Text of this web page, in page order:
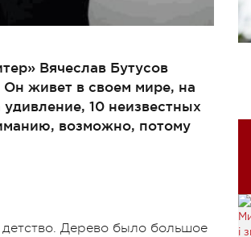
Вячеслав Бутусов
Он живет в своем мире, на
10 неизвестных
возможно, потому
Дерево было большое